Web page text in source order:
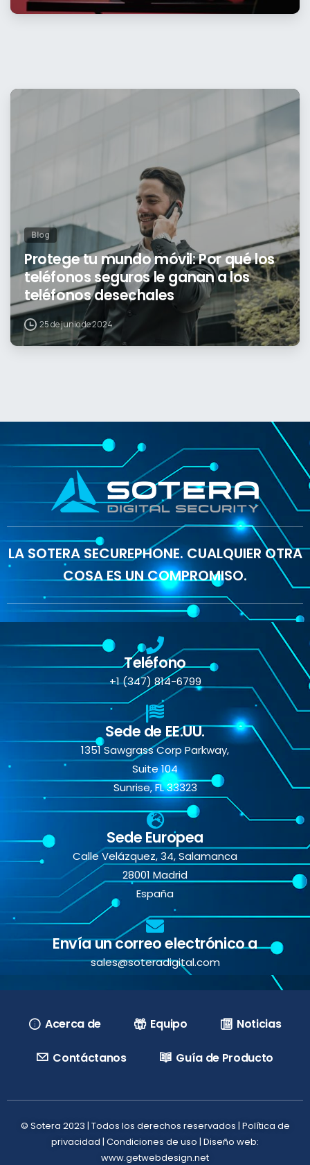
Blog
Protege tu mundo móvil: Por qué los
teléfonos seguros le ganan a los
teléfonos desechales
25 de junio de 2024
LA SOTERA SECUREPHONE. CUALQUIER OTRA
COSA ES UN COMPROMISO.
Teléfono
+1 (347) 814-6799
Sede de EE.UU.
1351 Sawgrass Corp Parkway,
Suite 104
Sunrise, FL 33323
Sede Europea
Calle Velázquez, 34, Salamanca
28001 Madrid
España
Envía un correo electrónico a
sales@soteradigital.com
Acerca de Equipo Noticias
Contáctanos Guía de Producto
© Sotera 2023 | Todos los derechos reservados | Política de
privacidad | Condiciones de uso | Diseño web:
www.getwebdesign.net